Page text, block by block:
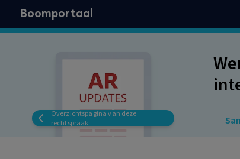
Boomportaal
Overzichtspagina van deze
rechtspraak